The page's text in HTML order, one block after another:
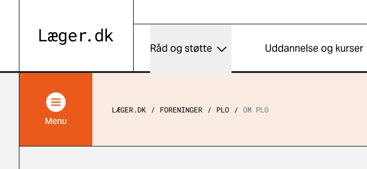
Råd og støtte Uddannelse og kurser
Menu
LÆGER.DK FORENINGER PLO OM PLO